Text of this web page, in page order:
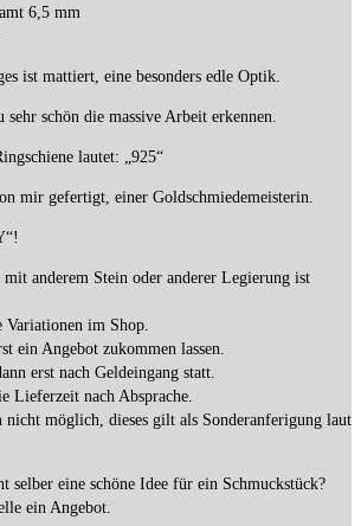
6,5 mm
ist mattiert, eine besonders edle Optik.
schön die massive Arbeit erkennen.
lautet: „925“
mir gefertigt, einer Goldschmiedemeisterin.
anderem Stein oder anderer Legierung ist
Variationen im Shop.
ein Angebot zukommen lassen.
erst nach Geldeingang statt.
Lieferzeit nach Absprache.
nicht möglich, dieses gilt als Sonderanferigung laut
selber eine schöne Idee für ein Schmuckstück?
ein Angebot.